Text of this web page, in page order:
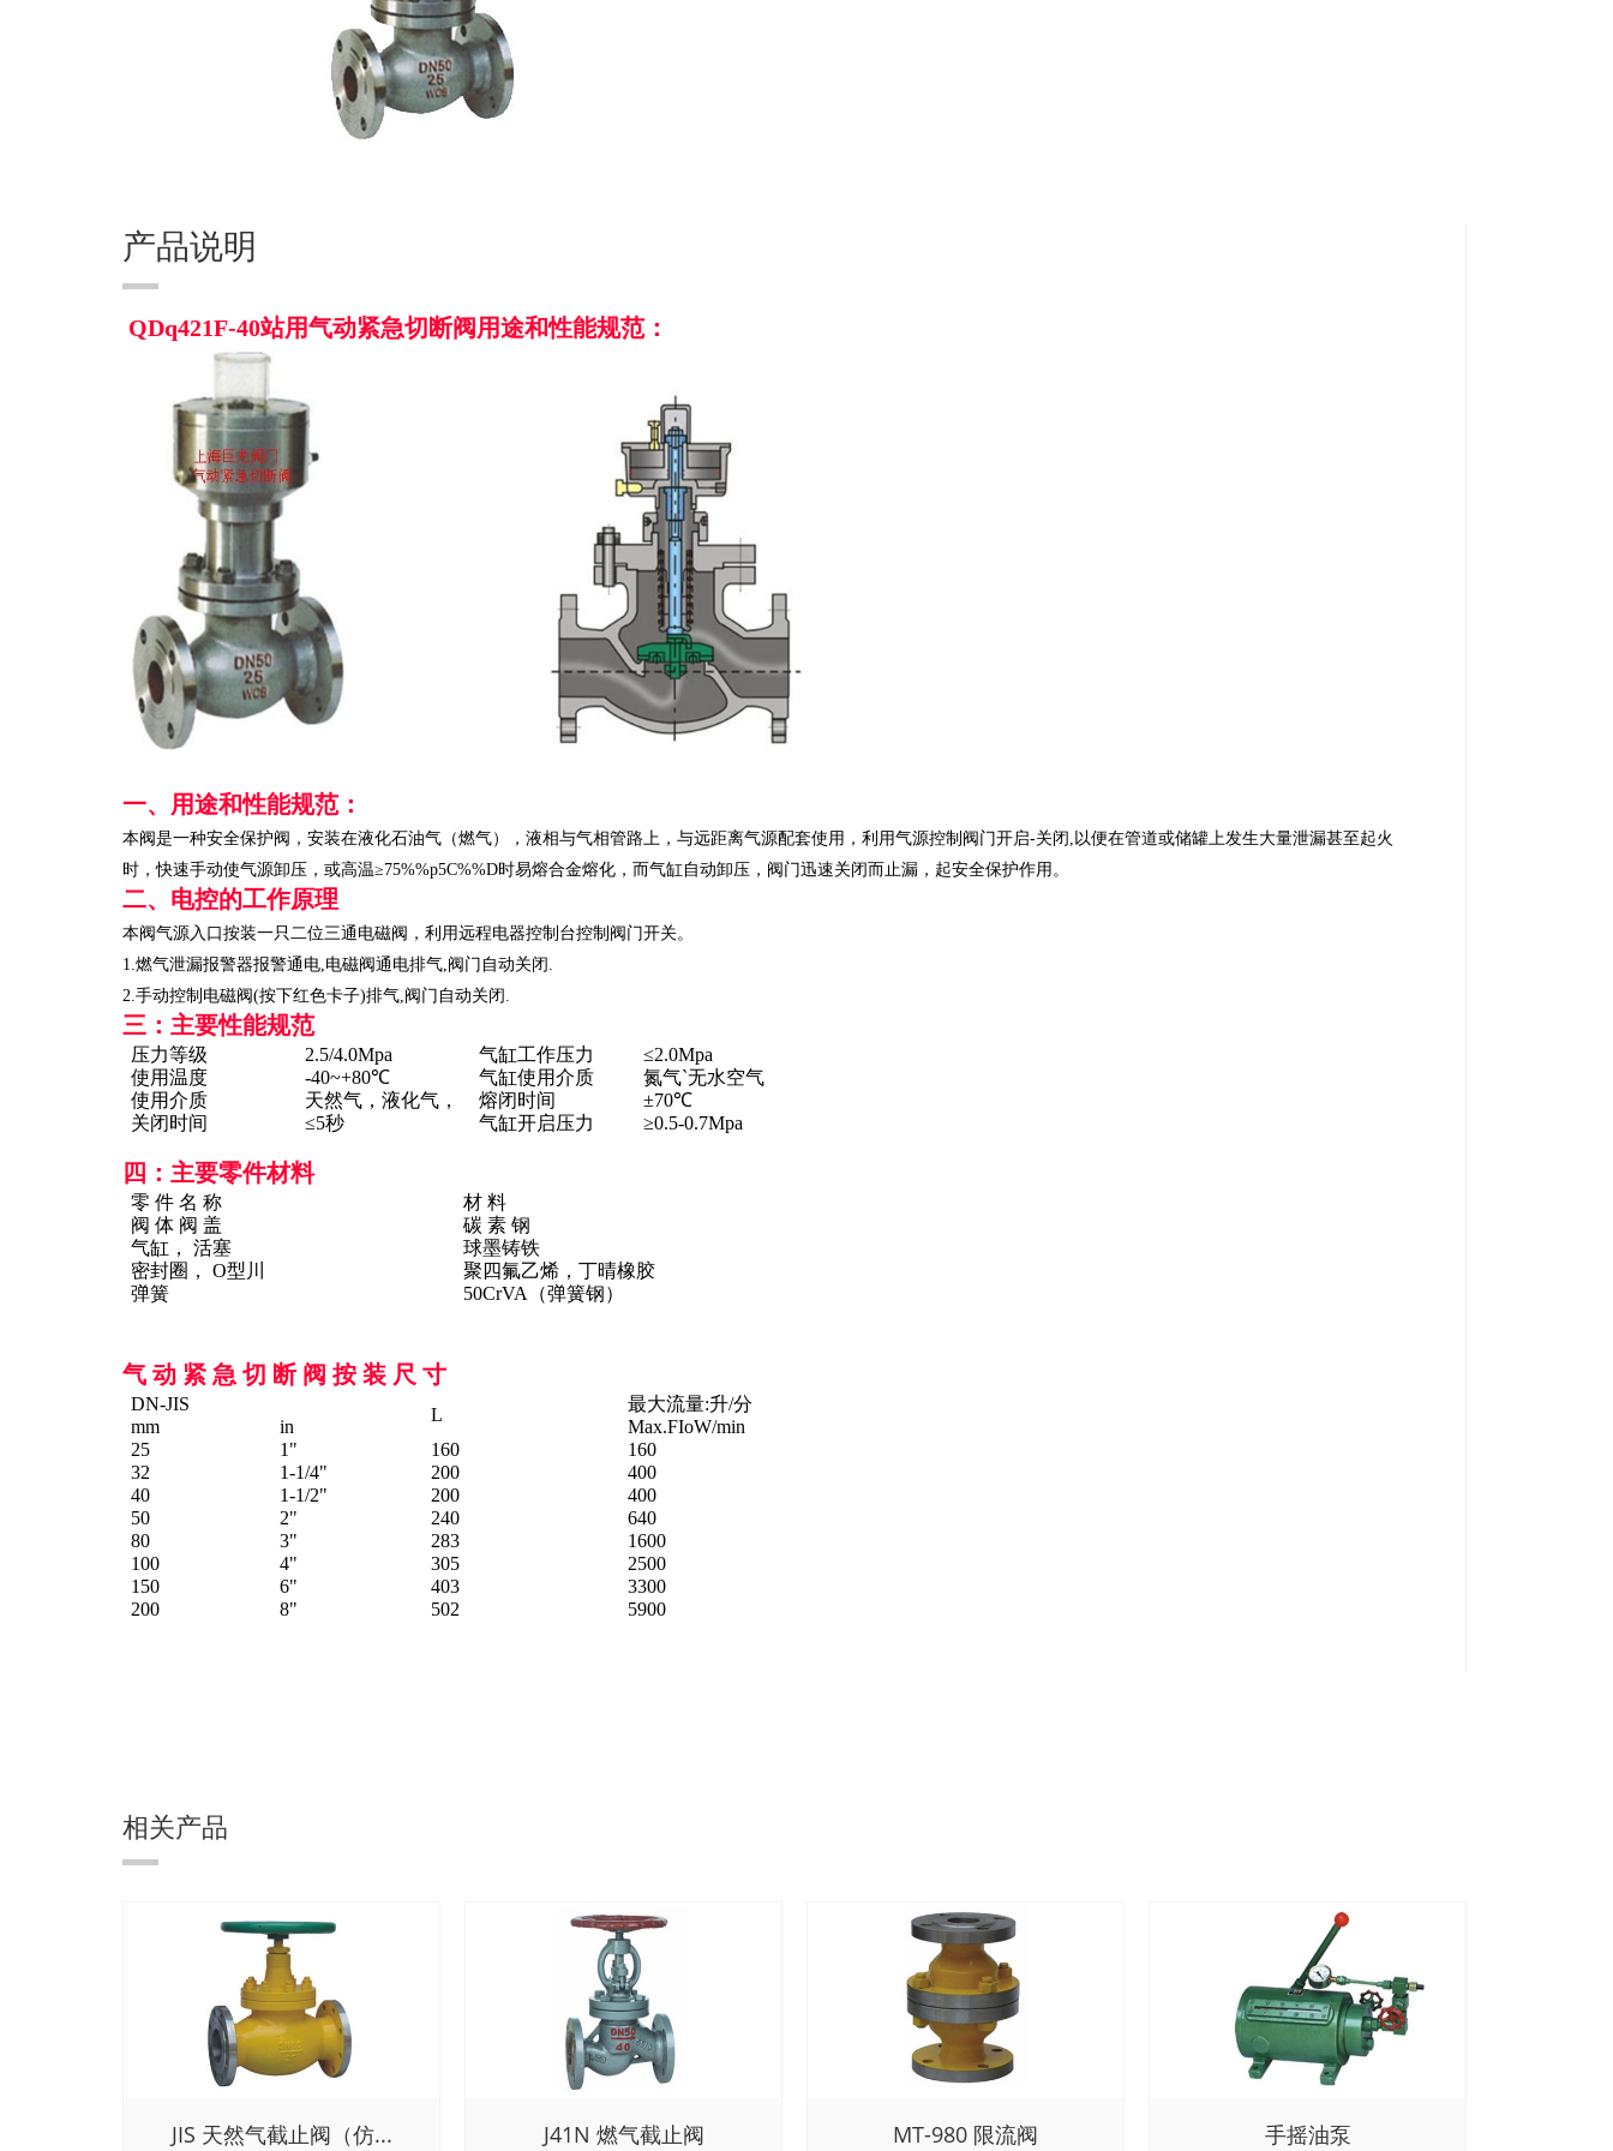
产品说明
QDq421F-40站用气动紧急切断阀用途和性能规范：
一、用途和性能规范：
本阀是一种安全保护阀，安装在液化石油气（燃气），液相与气相管路上，与远距离气源配套使用，利用气源控制阀门开启-关闭,以便在管道或储罐上发生大量泄漏甚至起火
时，快速手动使气源卸压，或高温≥75%%p5C%%D时易熔合金熔化，而气缸自动卸压，阀门迅速关闭而止漏，起安全保护作用。
二、电控的工作原理
本阀气源入口按装一只二位三通电磁阀，利用远程电器控制台控制阀门开关。
1.燃气泄漏报警器报警通电,电磁阀通电排气,阀门自动关闭.
2.手动控制电磁阀(按下红色卡子)排气,阀门自动关闭.
三：主要性能规范
压力等级 2.5/4.0Mpa 气缸工作压力
≤2.0Mpa
使用温度
-40~+80℃ 气缸使用介质
氮气`无水空气
使用介质
天然气，液化气， 熔闭时间
±70℃
关闭时间
≤5秒 气缸开启压力 ≥0.5-0.7Mpa
四：主要零件材料
零 件 名 称
材 料
阀 体 阀 盖
碳 素 钢
气缸， 活塞
球墨铸铁
密封圈， O型川
聚四氟乙烯，丁晴橡胶
弹簧
50CrVA（弹簧钢）
气 动 紧 急 切 断 阀 按 装 尺 寸
DN-JIS
L
最大流量:升/分
Max.FIoW/min
mm
in
25
1" 160
160
32
1-1/4" 200
400
40
1-1/2" 200
400
50
2" 240
640
80
3" 283
1600
100
4" 305
2500
150
6" 403
3300
200
8" 502 5900
相关产品
JIS 天然气截止阀（仿... J41N 燃气截止阀 MT-980 限流阀 手摇油泵